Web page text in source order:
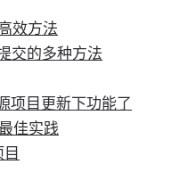
效方法
交的多种方法
项目更新下功能了
佳实践